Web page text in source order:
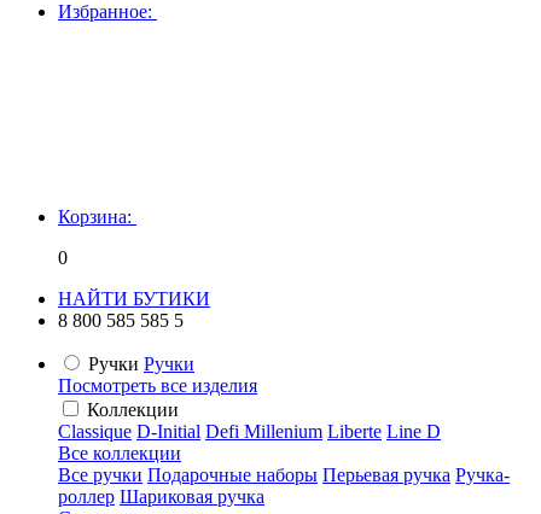
Избранное:
Корзина:
0
НАЙТИ БУТИКИ
8 800 585 585 5
Ручки Ручки
Посмотреть все изделия
Коллекции
Classique D-Initial Defi Millenium Liberte Line D
Все коллекции
Все ручки Подарочные наборы Перьевая ручка Ручка-
роллер Шариковая ручка